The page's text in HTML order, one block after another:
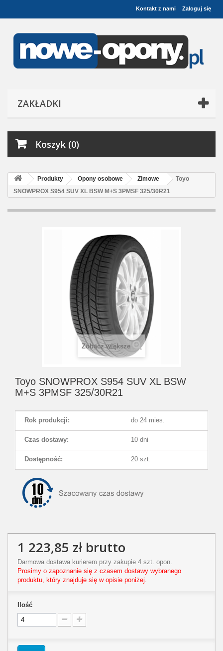
Zaloguj się
Kontakt z nami
ZAKŁADKI
Koszyk (0)
Produkty Opony osobowe Zimowe
Toyo
SNOWPROX S954 SUV XL BSW M+S 3PMSF 325/30R21
Zobacz większe
Toyo SNOWPROX S954 SUV XL BSW
M+S 3PMSF 325/30R21
Rok produkcji: do 24 mies.
Czas dostawy: 10 dni
Dostępność: 20 szt.
1 223,85 złbrutto
Darmowa dostawa kurierem przy zakupie 4 szt. opon.
Prosimy o zapoznanie się z czasem dostawy wybranego
produktu, który znajduje się w opisie poniżej.
Ilość